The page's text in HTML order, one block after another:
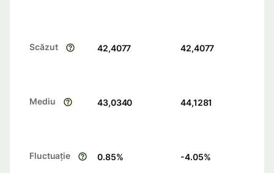
Scăzut 42,4077 42,4077
Mediu 43,0340 44,1281
Fluctuație 0.85% -4.05%